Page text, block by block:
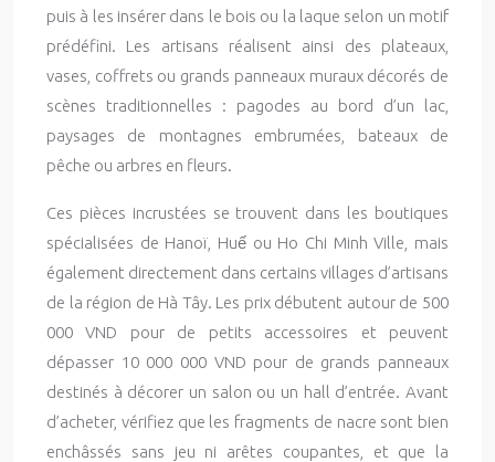
puis à les insérer dans le bois ou la laque selon un motif
prédéfini. Les artisans réalisent ainsi des plateaux,
vases, coffrets ou grands panneaux muraux décorés de
scènes traditionnelles : pagodes au bord d’un lac,
paysages de montagnes embrumées, bateaux de
pêche ou arbres en fleurs.
Ces pièces incrustées se trouvent dans les boutiques
spécialisées de Hanoï, Huế ou Ho Chi Minh Ville, mais
également directement dans certains villages d’artisans
de la région de Hà Tây. Les prix débutent autour de 500
000 VND pour de petits accessoires et peuvent
dépasser 10 000 000 VND pour de grands panneaux
destinés à décorer un salon ou un hall d’entrée. Avant
d’acheter, vérifiez que les fragments de nacre sont bien
enchâssés sans jeu ni arêtes coupantes, et que la